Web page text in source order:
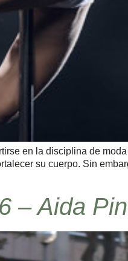
en la disciplina de
su cuerpo. Sin
– Aida